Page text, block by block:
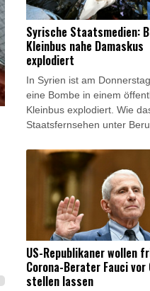
Berufung auf das
Gesundheitsministerium.
Gegend leben vor allem
Christen.
Syrische Staatsmedien:
Kleinbus nahe Damaskus
explodiert
In Syrien ist am
eine Bombe in einem
Kleinbus explodiert. Wie
Staatsfernsehen unter
ereignete sich die Explosion
Dscharamana, einem
Hauptstadt Damaskus.
Krankenwagen fuhren zum
Explosion, berichtete ein
der Nachrichtenagentur
Hauptverkehrsstraße
Verkehr gesperrt.
US-Republikaner wollen
Corona-Berater Fauci vor
stellen lassen